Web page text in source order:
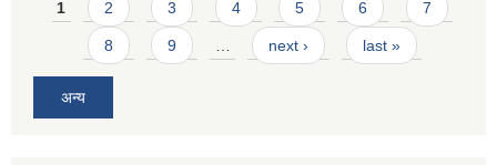
Pages
1 2 3 4 5 6 7
8 9 … next › last »
अन्य